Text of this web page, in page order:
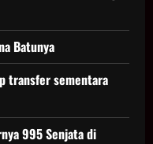
Batunya
transfer sementara
995 Senjata di